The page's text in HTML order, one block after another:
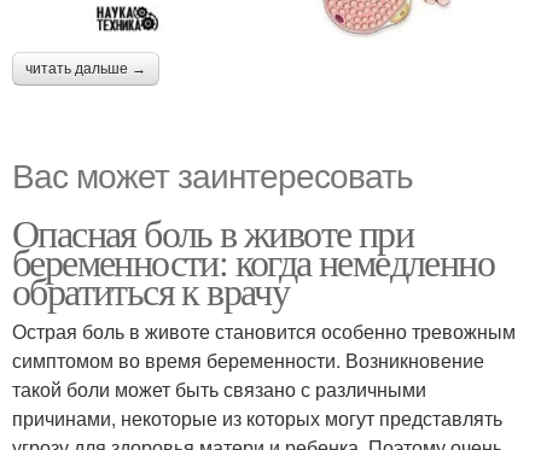
читать дальше →
Вас может заинтересовать
Опасная боль в животе при
беременности: когда немедленно
обратиться к врачу
Острая боль в животе становится особенно тревожным
симптомом во время беременности. Возникновение
такой боли может быть связано с различными
причинами, некоторые из которых могут представлять